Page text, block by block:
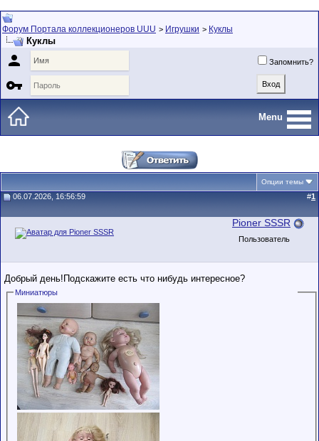
Форум Портала коллекционеров UUU > Игрушки > Куклы
Куклы
 Запомнить?

Menu
Опции темы
06.07.2026, 16:56:59 #1
Pioner SSSR
Пользователь
Добрый день!Подскажите есть что нибудь интересное?
Миниатюры